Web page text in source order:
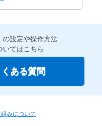
の設定や操作方法
いてはこちら
ある質問
みについて